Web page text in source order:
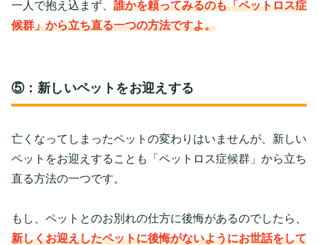
一人で抱え込まず、 誰かを頼ってみるのも「ペットロス症
候群」から立ち直る一つの方法ですよ。
⑤：新しいペットをお迎えする
亡くなってしまったペットの変わりはいませんが、新しい
ペットをお迎えすることも「ペットロス症候群」から立ち
直る方法の一つです。
もし、ペットとのお別れの仕方に後悔があるのでしたら、
新しくお迎えしたペットに後悔がないようにお世話をして